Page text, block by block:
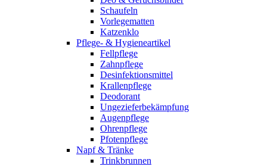
Schaufeln
Vorlegematten
Katzenklo
Pflege- & Hygieneartikel
Fellpflege
Zahnpflege
Desinfektionsmittel
Krallenpflege
Deodorant
Ungezieferbekämpfung
Augenpflege
Ohrenpflege
Pfotenpflege
Napf & Tränke
Trinkbrunnen